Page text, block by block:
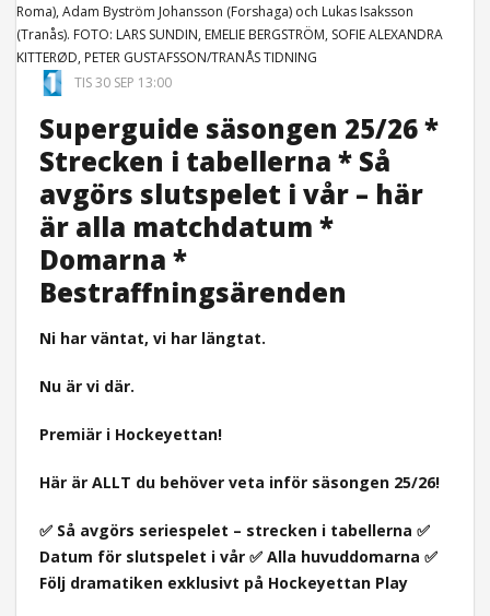
Roma), Adam Byström Johansson (Forshaga) och Lukas Isaksson
(Tranås). FOTO: LARS SUNDIN, EMELIE BERGSTRÖM, SOFIE ALEXANDRA
KITTERØD, PETER GUSTAFSSON/TRANÅS TIDNING
TIS 30 SEP 13:00
Superguide säsongen 25/26 *
Strecken i tabellerna * Så
avgörs slutspelet i vår – här
är alla matchdatum *
Domarna *
Bestraffningsärenden
Ni har väntat, vi har längtat.
Nu är vi där.
Premiär i Hockeyettan!
Här är ALLT du behöver veta inför säsongen 25/26!
✅ Så avgörs seriespelet – strecken i tabellerna ✅
Datum för slutspelet i vår ✅ Alla huvuddomarna ✅
Följ dramatiken exklusivt på Hockeyettan Play